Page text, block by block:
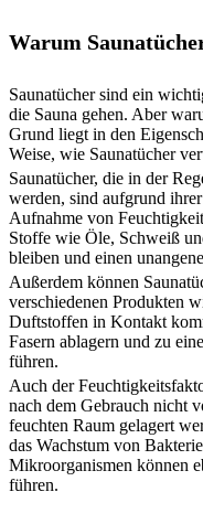
Warum
Saunatücher sind ein
die Sauna gehen. Aber
Grund liegt in den
Weise, wie Saunatücher
Saunatücher, die in der
werden, sind aufgrund
Aufnahme von
Stoffe wie Öle, Schweiß
bleiben und einen
Außerdem können
verschiedenen Produkten
Duftstoffen in Kontakt
Fasern ablagern und zu
führen.
Auch der
nach dem Gebrauch nicht
feuchten Raum gelagert
das Wachstum von
Mikroorganismen können
führen.